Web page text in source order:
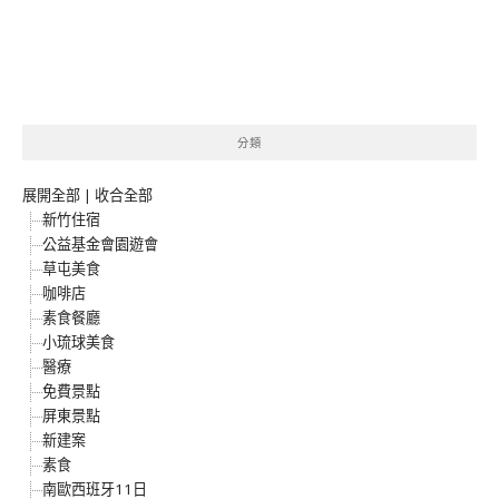
分類
展開全部 | 收合全部
新竹住宿
公益基金會園遊會
草屯美食
咖啡店
素食餐廳
小琉球美食
醫療
免費景點
屏東景點
新建案
素食
南歐西班牙11日